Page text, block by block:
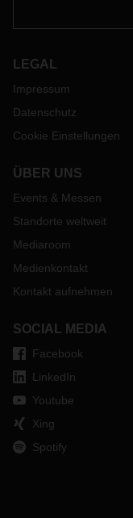
LEGAL
Impressum
Datenschutz
Cookie Einstellungen
ÜBER UNS
Events & Messen
Standorte weltweit
Mediaroom
Medienkontakt
Kontakt aufnehmen
SOCIAL MEDIA
Facebook
LinkedIn
Youtube
Xing
Spotify